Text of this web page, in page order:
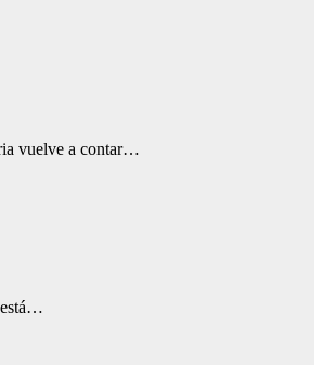
vuelve a contar…
está…